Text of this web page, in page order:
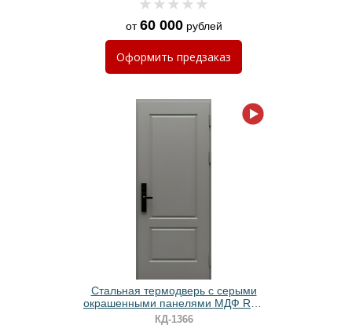
от60 000рублей
Оформить предзаказ
Стальная термодверь с серыми
окрашенными панелями МДФ RAL
с электронным замком
КД-1366